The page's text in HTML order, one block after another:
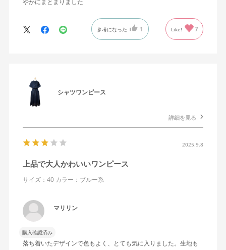
やかにまとまりました
参考になった 1 Like! 7
シャツワンピース
詳細を見る
2025.9.8
上品で大人かわいいワンピース
サイズ：40 カラー：ブルー系
マリリン
購入確認済み
落ち着いたデザインで色もよく、とても気に入りました。生地も